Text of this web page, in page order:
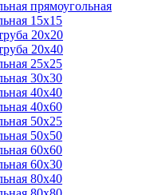
прямоугольная
15х15
20х20
20х40
25х25
30x30
40х40
40х60
50х25
50х50
60x60
60х30
80х40